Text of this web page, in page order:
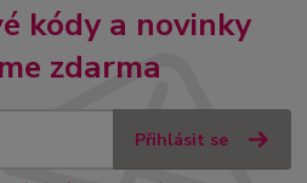
kódy a novinky
zdarma
Přihlásit se